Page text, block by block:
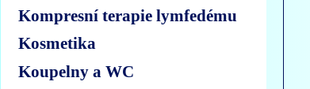
Kompresní terapie lymfedému
Kosmetika
Koupelny a WC